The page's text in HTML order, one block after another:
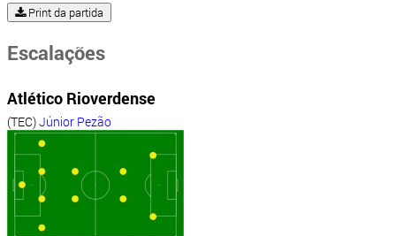
Print da partida
Escalações
Atlético Rioverdense
(TEC)Júnior Pezão